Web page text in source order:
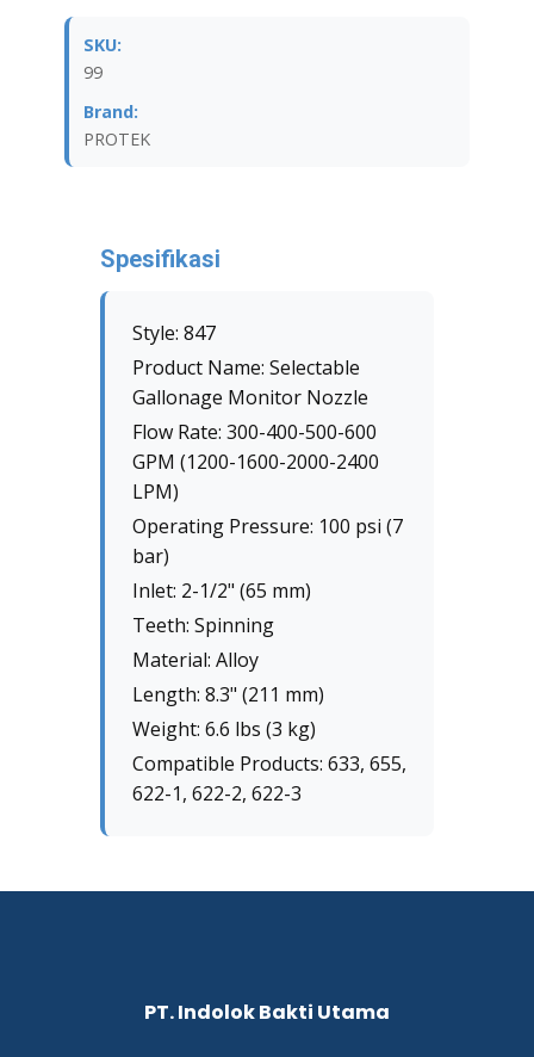
SKU:
99
Brand:
PROTEK
Spesifikasi
Style: 847
Product Name: Selectable
Gallonage Monitor Nozzle
Flow Rate: 300-400-500-600
GPM (1200-1600-2000-2400
LPM)
Operating Pressure: 100 psi (7
bar)
Inlet: 2-1/2" (65 mm)
Teeth: Spinning
Material: Alloy
Length: 8.3" (211 mm)
Weight: 6.6 lbs (3 kg)
Compatible Products: 633, 655,
622-1, 622-2, 622-3
PT. Indolok Bakti Utama